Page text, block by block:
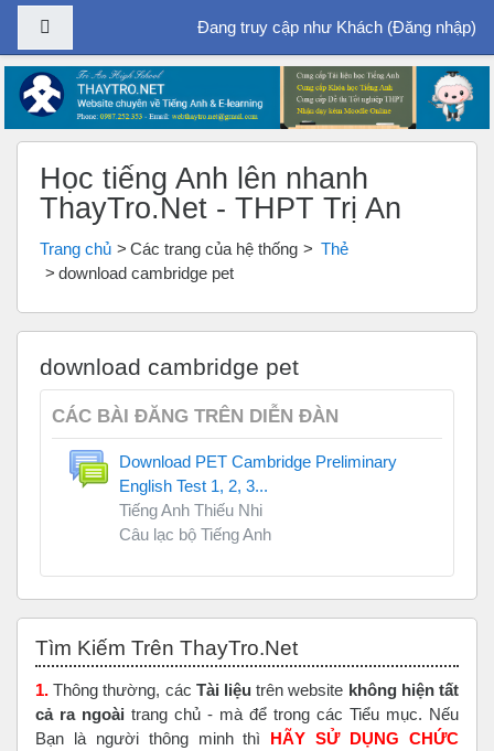
Chuyển tới nội dung chính
Bảng điều khiển cạnhĐang truy cập như Khách (Đăng nhập)
Học tiếng Anh lên nhanh
ThayTro.Net - THPT Trị An
Trang chủ Các trang của hệ thống
Thẻ
download cambridge pet
download cambridge pet
CÁC BÀI ĐĂNG TRÊN DIỄN ĐÀN
Download PET Cambridge Preliminary
English Test 1, 2, 3...
Tiếng Anh Thiếu Nhi
Câu lạc bộ Tiếng Anh
Tìm Kiếm Trên ThayTro.Net
1. Thông thường, các Tài liệu trên website không hiện tất
cả ra ngoài trang chủ - mà để trong các Tiểu mục. Nếu
Bạn là người thông minh thì HÃY SỬ DỤNG CHỨC